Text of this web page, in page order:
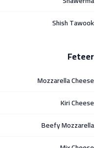
Shish Tawook
Feteer
Mozzarella Cheese
Kiri Cheese
Beefy Mozzarella